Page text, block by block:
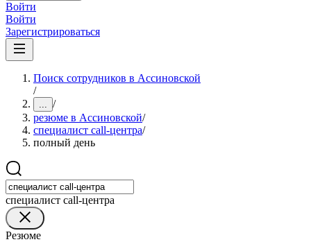
Войти
Войти
Зарегистрироваться
Поиск сотрудников в Ассиновской
/
... /
резюме в Ассиновской/
специалист call-центра/
полный день
специалист call-центра
Резюме